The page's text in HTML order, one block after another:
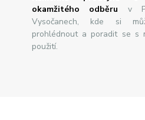
okamžitého odběru v
Vysočanech, kde si
prohlédnout a poradit se s
použití.